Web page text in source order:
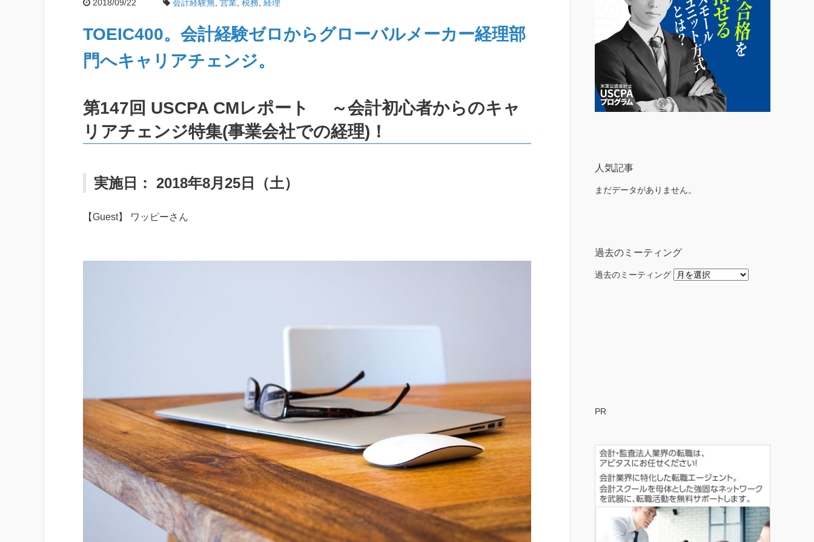
2018/09/22 会計経験無 営業 税務 経理
TOEIC400。会計経験ゼロからグローバルメーカー経理部
門へキャリアチェンジ。
第147回 USCPA CMレポート ～会計初心者からのキャ
リアチェンジ特集(事業会社での経理)！
実施日： 2018年8月25日（土）
【Guest】 ワッピーさん
人気記事
まだデータがありません。
過去のミーティング
過去のミーティング
PR